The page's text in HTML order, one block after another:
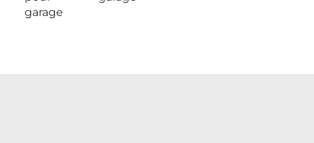
garage